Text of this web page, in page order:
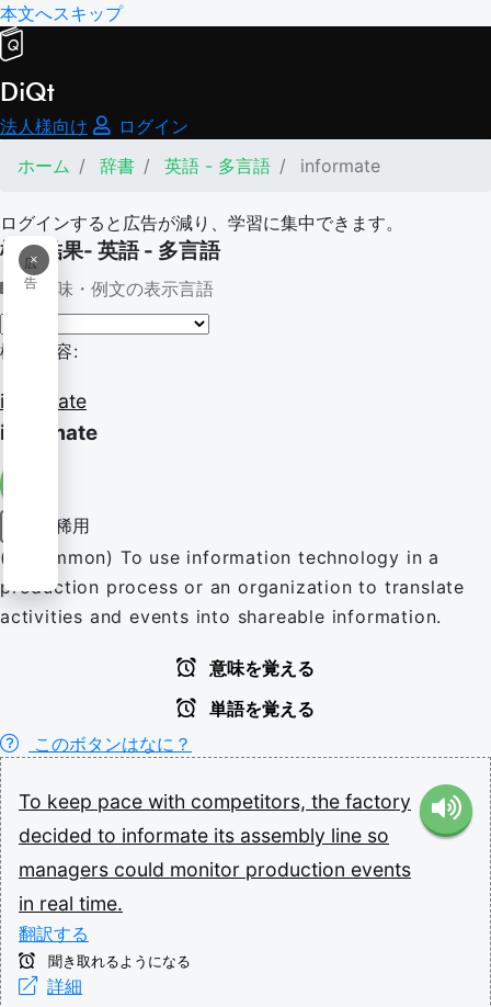
本文へスキップ
DiQt
法人様向け
ログイン
ホーム
辞書 英語 - 多言語 informate
ログインすると広告が減り、学習に集中できます。
×
広
告
検索結果- 英語 - 多言語
意味・例文の表示言語
検索内容:
informate
informate
稀用
(uncommon) To use information technology in a
production process or an organization to translate
activities and events into shareable information.
意味を覚える
単語を覚える
このボタンはなに？
To keep pace with competitors, the factory
decided to informate its assembly line so
managers could monitor production events
in real time.
翻訳する
聞き取れるようになる
詳細